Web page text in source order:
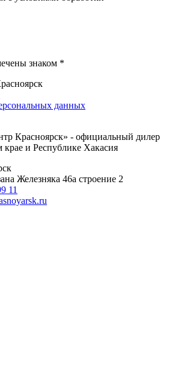
знаком *
данных
Красноярск» - официальный дилер
крае и Республике Хакасия
Железняка 46а строение 2
11